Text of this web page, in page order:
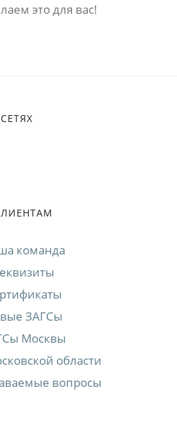
это для вас!
команда
ЗАГСы
Москвы
области
вопросы